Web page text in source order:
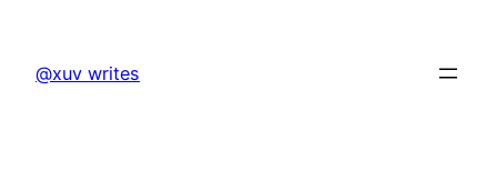
content
@xuv writes